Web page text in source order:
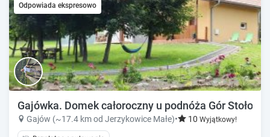
Odpowiada ekspresowo
Gajówka. Domek całoroczny u podnóża Gór
Gajów (~17.4 km od Jerzykowice Małe)• 10 Wyjątkowy!